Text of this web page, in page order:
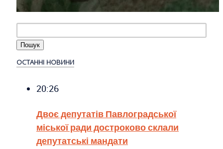
ОСТАННІ НОВИНИ
20:26
Двоє депутатів Павлоградської
міської ради достроково склали
депутатські мандати